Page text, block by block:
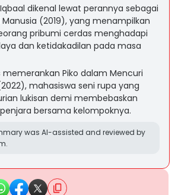
dikenal lewat perannya sebagai
Manusia (2019), yang menampilkan
pribumi cerdas menghadapi
dan ketidakadilan pada masa
memerankan Piko dalam Mencuri
mahasiswa seni rupa yang
lukisan demi membebaskan
bersama kelompoknya.
was AI-assisted and reviewed by